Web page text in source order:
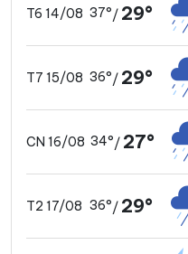
T6 14/08 37°/ 29°
T7 15/08 36°/ 29°
CN 16/08 34°/ 27°
T2 17/08 36°/ 29°